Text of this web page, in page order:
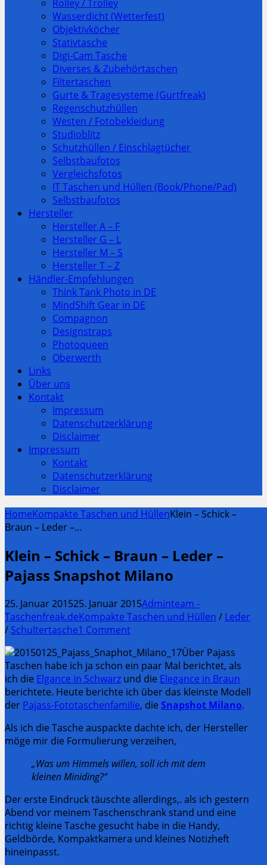
Rolley / Trolley
Wasserdicht (Wetterfest)
Objektivköcher
Stativtasche
Digi-Cam Tasche
Diverses & Zubehörtaschen
Filtertaschen
Gurte & Tragesysteme (Gurtfreak)
Regenschutzhüllen
Westen / Fotobekleidung
Studioblitz
Schutzhüllen / Einschlagtücher
Selbstbaufotos
Vergleichsfotos
IT Taschen und Hüllen (Book/Phone/Pad)
Selbstbaufotos
Hersteller
Hersteller A – F
Hersteller G – L
Hersteller M – S
Hersteller T – Z
Händler-Empfehlungen
Think Tank Photo in DE
MindShift Gear in DE
Compagnon
Designstraps
Photoqueen
Oberwerth
Links
Über uns
Kontakt
Impressum
Datenschutzerklärung
Disclaimer
Impressum
Kontakt
Datenschutzerklärung
Disclaimer
HomeKompakte Taschen und HüllenKlein – Schick –
Braun – Leder –…
Klein – Schick – Braun – Leder –
Pajass Snapshot Milano
25. Januar 201525. Januar 2015Adminteam -
Taschenfreak.deKompakte Taschen und Hüllen / Leder
/ Schultertasche1 Comment
Über Pajass
Taschen habe ich ja schon ein paar Mal berichtet, als
ich die Elgance in Schwarz und die Elegance in Braun
berichtete. Heute berichte ich über das kleinste Modell
der Pajass-Fototaschenfamilie, dieSnapshot Milano.
Als ich die Tasche auspackte dachte ich, der Hersteller
möge mir die Formulierung verzeihen,
„Was um Himmels willen, soll ich mit dem
kleinen Miniding?“
Der erste Eindruck täuschte allerdings,. als ich gestern
Abend vor meinem Taschenschrank stand und eine
richtig kleine Tasche gesucht habe in die Handy,
Geldbörde, Kompaktkamera und kleines Notizheft
hineinpasst.